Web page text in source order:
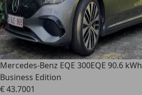
Mercedes-Benz EQE 300EQE 90.6
Business Edition
€ 43.7001